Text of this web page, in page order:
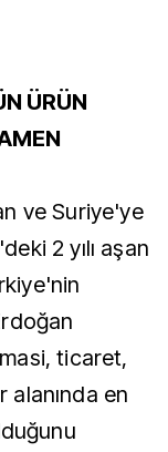
ÜRÜN
ve Suriye'ye
2 yılı aşan
ticaret,
alanında en